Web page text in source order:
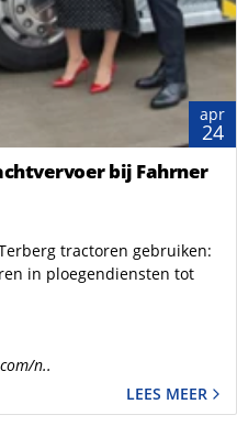
apr
24
bij Fahrner
tractoren gebruiken:
in ploegendiensten tot
n..
LEES MEER